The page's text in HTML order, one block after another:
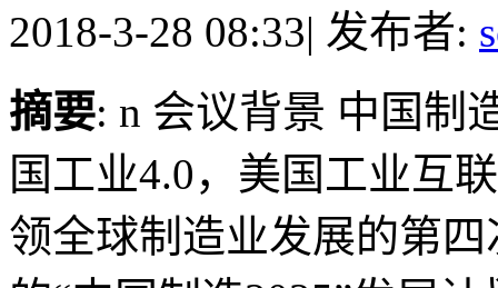
2018-3-28 08:33| 发布者:
摘要: n 会议背景 中国制
国工业4.0，美国工业互
领全球制造业发展的第